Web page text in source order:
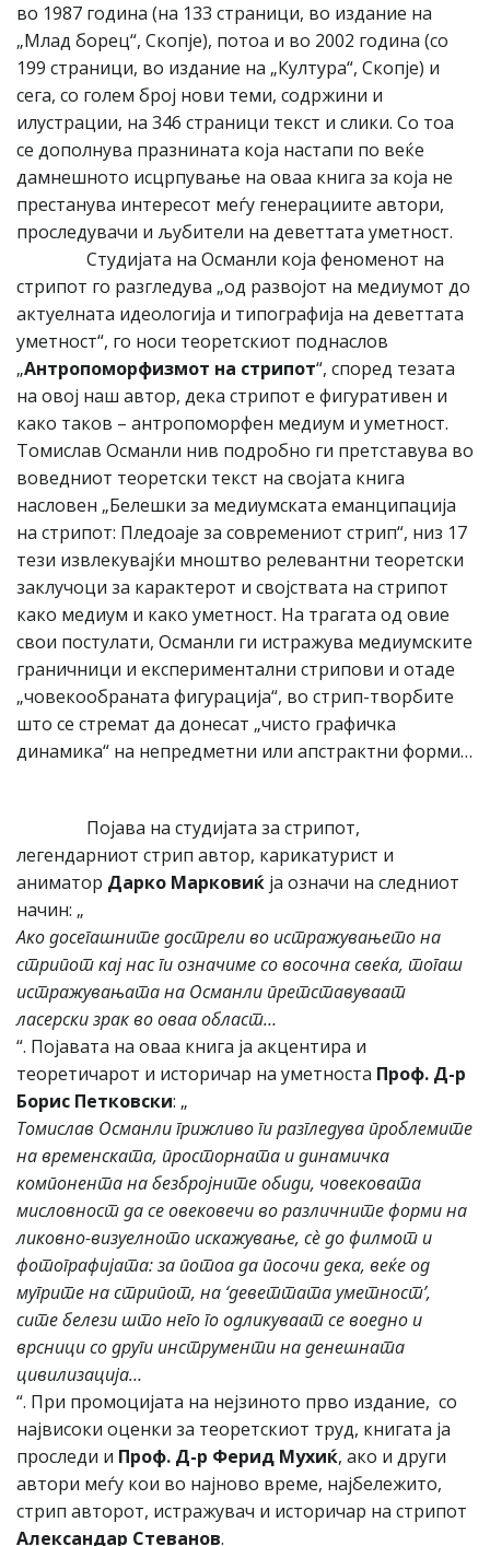
во 1987 година (на 133 страници, во издание на
„Млад борец“, Скопје), потоа и во 2002 година (со
199 страници, во издание на „Култура“, Скопје) и
сега, со голем број нови теми, содржини и
илустрации, на 346 страници текст и слики. Со тоа
се дополнува празнината која настапи по веќе
дамнешното исцрпување на оваа книга за која не
престанува интересот меѓу генерациите автори,
проследувачи и љубители на деветтата уметност.
Студијата на Османли која феноменот на
стрипот го разгледува „од развојот на медиумот до
актуелната идеологија и типографија на деветтата
уметност“, го носи теоретскиот поднаслов
„Антропоморфизмот на стрипот“, според тезата
на овој наш автор, дека стрипот е фигуративен и
како таков – антропоморфен медиум и уметност.
Томислав Османли нив подробно ги претставува во
воведниот теоретски текст на својата книга
насловен „Белешки за медиумската еманципација
на стрипот: Пледоаје за современиот стрип“, низ 17
тези извлекувајќи мноштво релевантни теоретски
заклучоци за карактерот и својствата на стрипот
како медиум и како уметност. На трагата од овие
свои постулати, Османли ги истражува медиумските
граничници и експериментални стрипови и отаде
„човекообраната фигурација“, во стрип-творбите
што се стремат да донесат „чисто графичка
динамика“ на непредметни или апстрактни форми…
Појава на студијата за стрипот,
легендарниот стрип автор, карикатурист и
аниматор Дарко Марковиќ ја означи на следниот
начин: „
Ако досегашните дострели во истражувањето на
стрипот кај нас ги означиме со восочна свеќа, тогаш
истражувањата на Османли претставуваат
ласерски зрак во оваа област…
“. Појавата на оваа книга ја акцентира и
теоретичарот и историчар на уметноста Проф. Д-р
Борис Петковски: „
Томислав Османли грижливо ги разгледува проблемите
на временската, просторната и динамичка
компонента на безбројните обиди, човековата
мисловност да се овековечи во различните форми на
ликовно-визуелното искажување, сѐ до филмот и
фотографијата: за потоа да посочи дека, веќе од
мугрите на стрипот, на ‘деветтата уметност’,
сите белези што него го одликуваат се воедно и
врсници со други инструменти на денешната
цивилизација…
“. При промоцијата на нејзиното прво издание, со
највисоки оценки за теоретскиот труд, книгата ја
проследи и Проф. Д-р Ферид Мухиќ, ако и други
автори меѓу кои во најново време, најбележито,
стрип авторот, истражувач и историчар на стрипот
Александар Стеванов.